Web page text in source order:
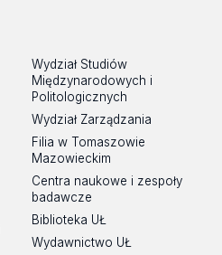
Wydział Studiów
Międzynarodowych i
Politologicznych
Wydział Zarządzania
Filia w Tomaszowie
Mazowieckim
Centra naukowe i zespoły
badawcze
Biblioteka UŁ
Wydawnictwo UŁ